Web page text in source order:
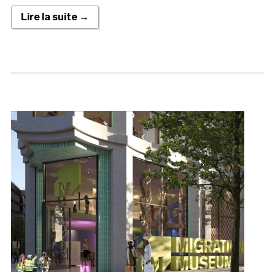
Lire la suite →